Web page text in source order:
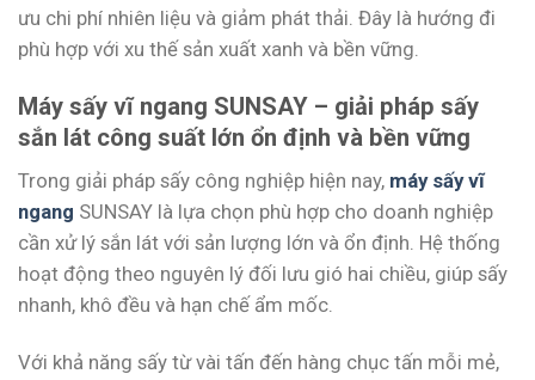
ưu chi phí nhiên liệu và giảm phát thải. Đây là hướng đi
phù hợp với xu thế sản xuất xanh và bền vững.
Máy sấy vĩ ngang SUNSAY – giải pháp sấy
sắn lát công suất lớn ổn định và bền vững
Trong giải pháp sấy công nghiệp hiện nay, máy sấy vĩ
ngang SUNSAY là lựa chọn phù hợp cho doanh nghiệp
cần xử lý sắn lát với sản lượng lớn và ổn định. Hệ thống
hoạt động theo nguyên lý đối lưu gió hai chiều, giúp sấy
nhanh, khô đều và hạn chế ẩm mốc.
Với khả năng sấy từ vài tấn đến hàng chục tấn mỗi mẻ,